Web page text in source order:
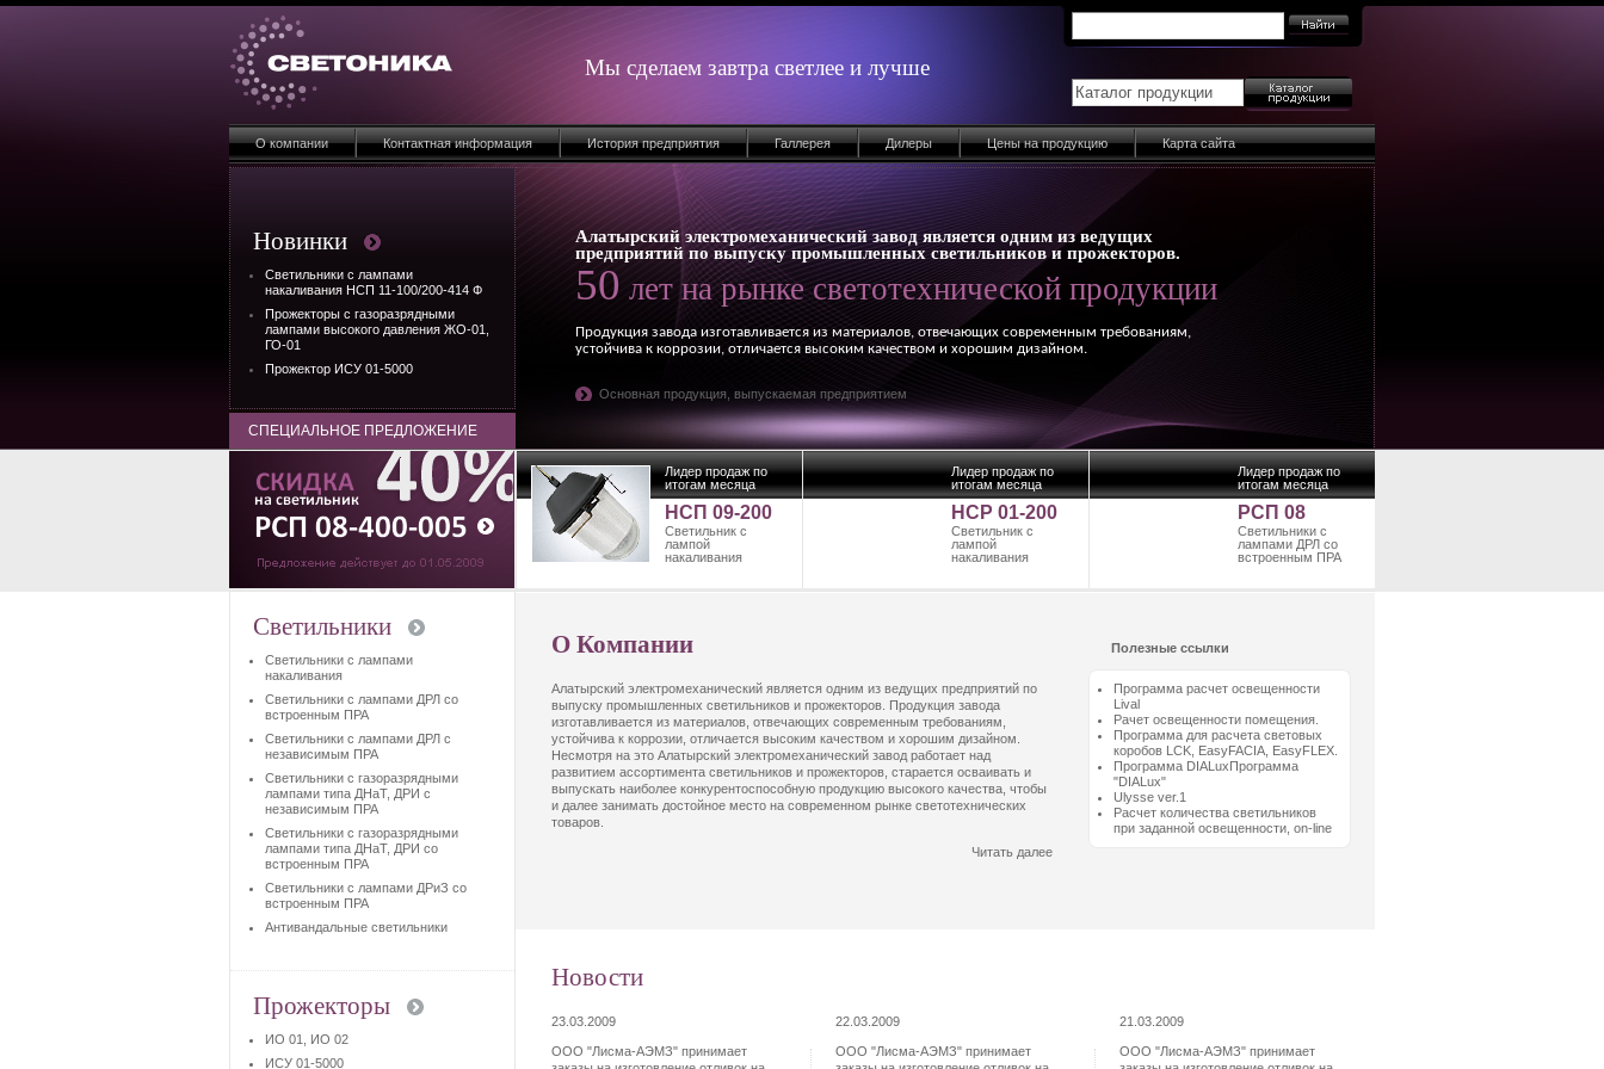
Мы сделаем завтра светлее и лучше
О компании Контактная информация История предприятия Галлерея Дилеры Цены на продукцию Карта сайта
Новинки
Светильники с лампами
накаливания НСП 11-100/200-414 Ф
Прожекторы с газоразрядными
лампами высокого давления ЖО-01,
ГО-01
Прожектор ИСУ 01-5000
СПЕЦИАЛЬНОЕ ПРЕДЛОЖЕНИЕ
Алатырский электромеханический завод является одним из ведущих
предприятий по выпуску промышленных светильников и прожекторов.
50 лет на рынке светотехнической продукции
Продукция завода изготавливается из материалов, отвечающих современным требованиям,
устойчива к коррозии, отличается высоким качеством и хорошим дизайном.
Основная продукция, выпускаемая предприятием
Лидер продаж по
итогам месяца
НСП 09-200
Светильник с
лампой
накаливания
Лидер продаж по
итогам месяца
НСР 01-200
Светильник с
лампой
накаливания
Лидер продаж по
итогам месяца
РСП 08
Светильники с
лампами ДРЛ со
встроенным ПРА
О Компании
Алатырский электромеханический является одним из ведущих предприятий по
выпуску промышленных светильников и прожекторов. Продукция завода
изготавливается из материалов, отвечающих современным требованиям,
устойчива к коррозии, отличается высоким качеством и хорошим дизайном.
Несмотря на это Алатырский электромеханический завод работает над
развитием ассортимента светильников и прожекторов, старается осваивать и
выпускать наиболее конкурентоспособную продукцию высокого качества, чтобы
и далее занимать достойное место на современном рынке светотехнических
товаров.
Читать далее
Полезные ссылки
Программа расчет освещенности
Lival
Рачет освещенности помещения.
Программа для расчета световых
коробов LCK, EasyFACIA, EasyFLEX.
Программа DIALuxПрограмма
"DIALux"
Ulysse ver.1
Расчет количества светильников
при заданной освещенности, on-line
Новости
23.03.2009
ООО "Лисма-АЭМЗ" принимает
22.03.2009
ООО "Лисма-АЭМЗ" принимает
21.03.2009
ООО "Лисма-АЭМЗ" принимает
Светильники
Светильники с лампами
накаливания
Светильники с лампами ДРЛ со
встроенным ПРА
Светильники с лампами ДРЛ с
независимым ПРА
Светильники с газоразрядными
лампами типа ДНаТ, ДРИ с
независимым ПРА
Светильники с газоразрядными
лампами типа ДНаТ, ДРИ со
встроенным ПРА
Светильники с лампами ДРиЗ со
встроенным ПРА
Антивандальные светильники
Прожекторы
ИО 01, ИО 02
ИСУ 01-5000